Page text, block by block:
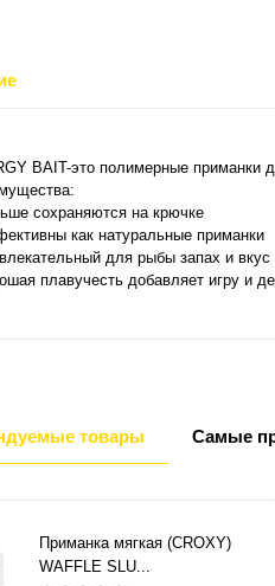
BAIT-это полимерные приманки
сохраняются на крючке
как натуральные приманки
для рыбы запах и вкус
плавучесть добавляет игру и
товары Самые
Приманка мягкая (CROXY)
WAFFLE SLU...